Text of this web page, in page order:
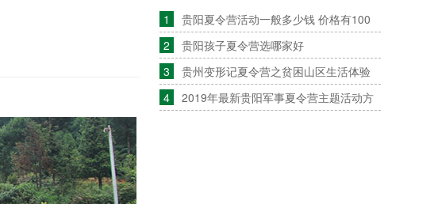
1
贵阳夏令营活动一般多少钱 价格有100
2
贵阳孩子夏令营选哪家好
3
贵州变形记夏令营之贫困山区生活体验
4
2019年最新贵阳军事夏令营主题活动方